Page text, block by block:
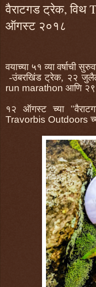
वैराटगड ट्रेक, विथ
ऑगस्ट २०१८
वयाच्या ५१ व्या वर्षाची
-उंबरखिंड ट्रेक, २२
run marathon आणि
१२ ऑगस्ट च्या
Travorbis Outdoors